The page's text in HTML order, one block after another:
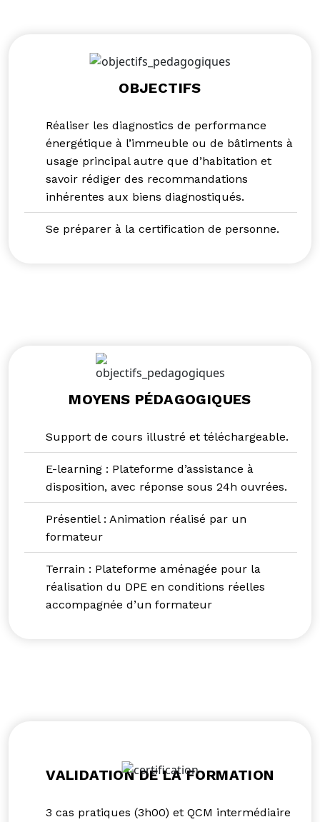
OBJECTIFS
Réaliser les diagnostics de performance
énergétique à l’immeuble ou de bâtiments à
usage principal autre que d’habitation et
savoir rédiger des recommandations
inhérentes aux biens diagnostiqués.
Se préparer à la certification de personne.
MOYENS PÉDAGOGIQUES
Support de cours illustré et téléchargeable.
E-learning : Plateforme d’assistance à
disposition, avec réponse sous 24h ouvrées.
Présentiel : Animation réalisé par un
formateur
Terrain : Plateforme aménagée pour la
réalisation du DPE en conditions réelles
accompagnée d’un formateur
VALIDATION DE LA FORMATION
3 cas pratiques (3h00) et QCM intermédiaire